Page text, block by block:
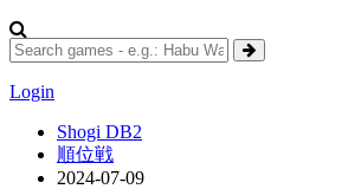
Login
Shogi DB2
順位戦
2024-07-09